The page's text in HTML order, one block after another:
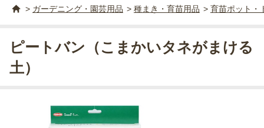
> ガーデニング・園芸用品 > 種まき・育苗用品 > 育苗ポット・
ピートバン（こまかいタネがまける
土）